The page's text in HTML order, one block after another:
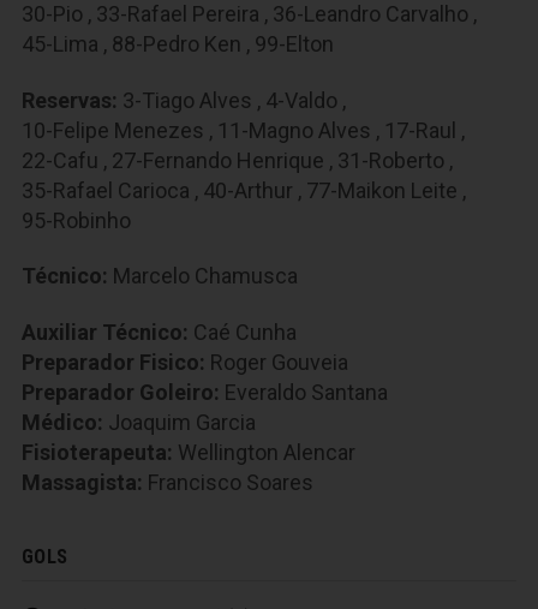
30-Pio , 33-Rafael Pereira , 36-Leandro Carvalho ,
45-Lima , 88-Pedro Ken , 99-Elton
Reservas: 3-Tiago Alves , 4-Valdo ,
10-Felipe Menezes , 11-Magno Alves , 17-Raul ,
22-Cafu , 27-Fernando Henrique , 31-Roberto ,
35-Rafael Carioca , 40-Arthur , 77-Maikon Leite ,
95-Robinho
Técnico: Marcelo Chamusca
Auxiliar Técnico: Caé Cunha
Preparador Fisico: Roger Gouveia
Preparador Goleiro: Everaldo Santana
Médico: Joaquim Garcia
Fisioterapeuta: Wellington Alencar
Massagista: Francisco Soares
GOLS